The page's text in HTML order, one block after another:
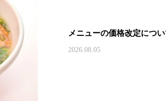
メニューの価格改定につ
2026.08.05